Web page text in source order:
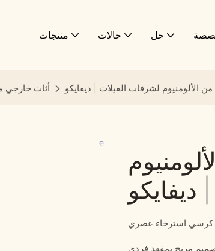
منتجات حالات حل
أثاث خارجي لشرفات الفيلات | ديفايكو
كرسي استرخاء عصري